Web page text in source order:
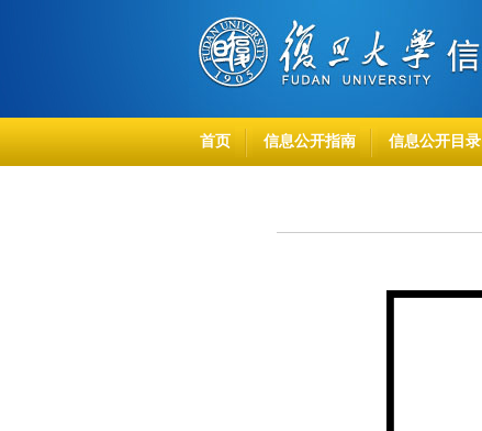
首页 信息公开指南 信息公开目录